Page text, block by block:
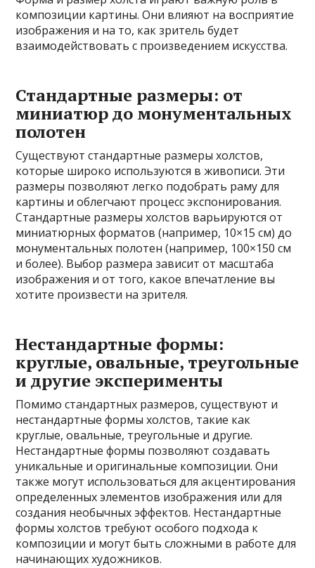
композиции картины. Они влияют на восприятие
изображения и на то, как зритель будет
взаимодействовать с произведением искусства.
Стандартные размеры: от
миниатюр до монументальных
полотен
Существуют стандартные размеры холстов,
которые широко используются в живописи. Эти
размеры позволяют легко подобрать раму для
картины и облегчают процесс экспонирования.
Стандартные размеры холстов варьируются от
миниатюрных форматов (например, 10×15 см) до
монументальных полотен (например, 100×150 см
и более). Выбор размера зависит от масштаба
изображения и от того, какое впечатление вы
хотите произвести на зрителя.
Нестандартные формы:
круглые, овальные, треугольные
и другие эксперименты
Помимо стандартных размеров, существуют и
нестандартные формы холстов, такие как
круглые, овальные, треугольные и другие.
Нестандартные формы позволяют создавать
уникальные и оригинальные композиции. Они
также могут использоваться для акцентирования
определенных элементов изображения или для
создания необычных эффектов. Нестандартные
формы холстов требуют особого подхода к
композиции и могут быть сложными в работе для
начинающих художников.